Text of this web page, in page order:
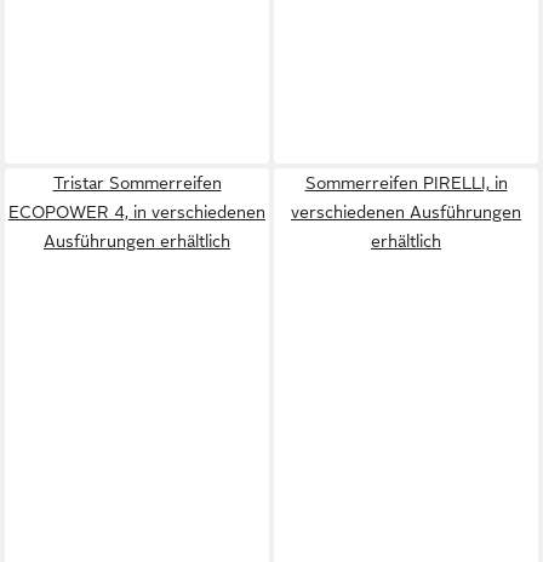
Tristar Sommerreifen
ECOPOWER 4, in verschiedenen
Ausführungen erhältlich
Sommerreifen PIRELLI, in
verschiedenen Ausführungen
erhältlich